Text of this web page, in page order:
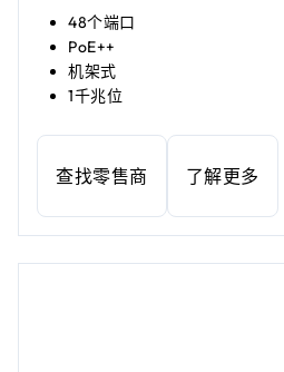
48个端口
PoE++
机架式
1千兆位
查找零售商 了解更多